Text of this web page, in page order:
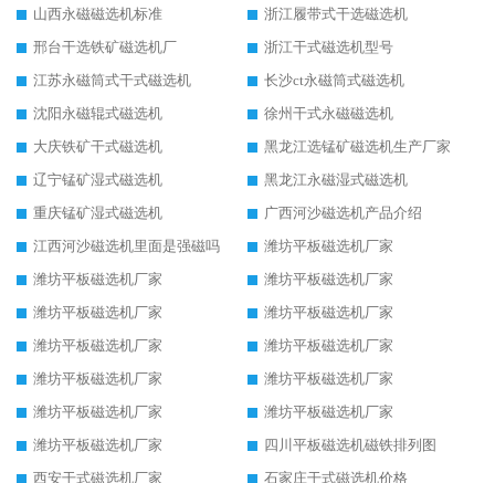
山西永磁磁选机标准
浙江履带式干选磁选机
邢台干选铁矿磁选机厂
浙江干式磁选机型号
江苏永磁筒式干式磁选机
长沙ct永磁筒式磁选机
沈阳永磁辊式磁选机
徐州干式永磁磁选机
大庆铁矿干式磁选机
黑龙江选锰矿磁选机生产厂家
辽宁锰矿湿式磁选机
黑龙江永磁湿式磁选机
重庆锰矿湿式磁选机
广西河沙磁选机产品介绍
江西河沙磁选机里面是强磁吗
潍坊平板磁选机厂家
潍坊平板磁选机厂家
潍坊平板磁选机厂家
潍坊平板磁选机厂家
潍坊平板磁选机厂家
潍坊平板磁选机厂家
潍坊平板磁选机厂家
潍坊平板磁选机厂家
潍坊平板磁选机厂家
潍坊平板磁选机厂家
潍坊平板磁选机厂家
潍坊平板磁选机厂家
四川平板磁选机磁铁排列图
西安干式磁选机厂家
石家庄干式磁选机价格